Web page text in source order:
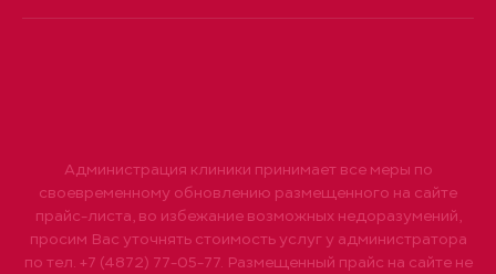
Администрация клиники принимает все меры по
своевременному обновлению размещенного на сайте
прайс-листа, во избежание возможных недоразумений,
просим Вас уточнять стоимость услуг у администратора
по тел. +7 (4872) 77-05-77. Размещенный прайс на сайте не